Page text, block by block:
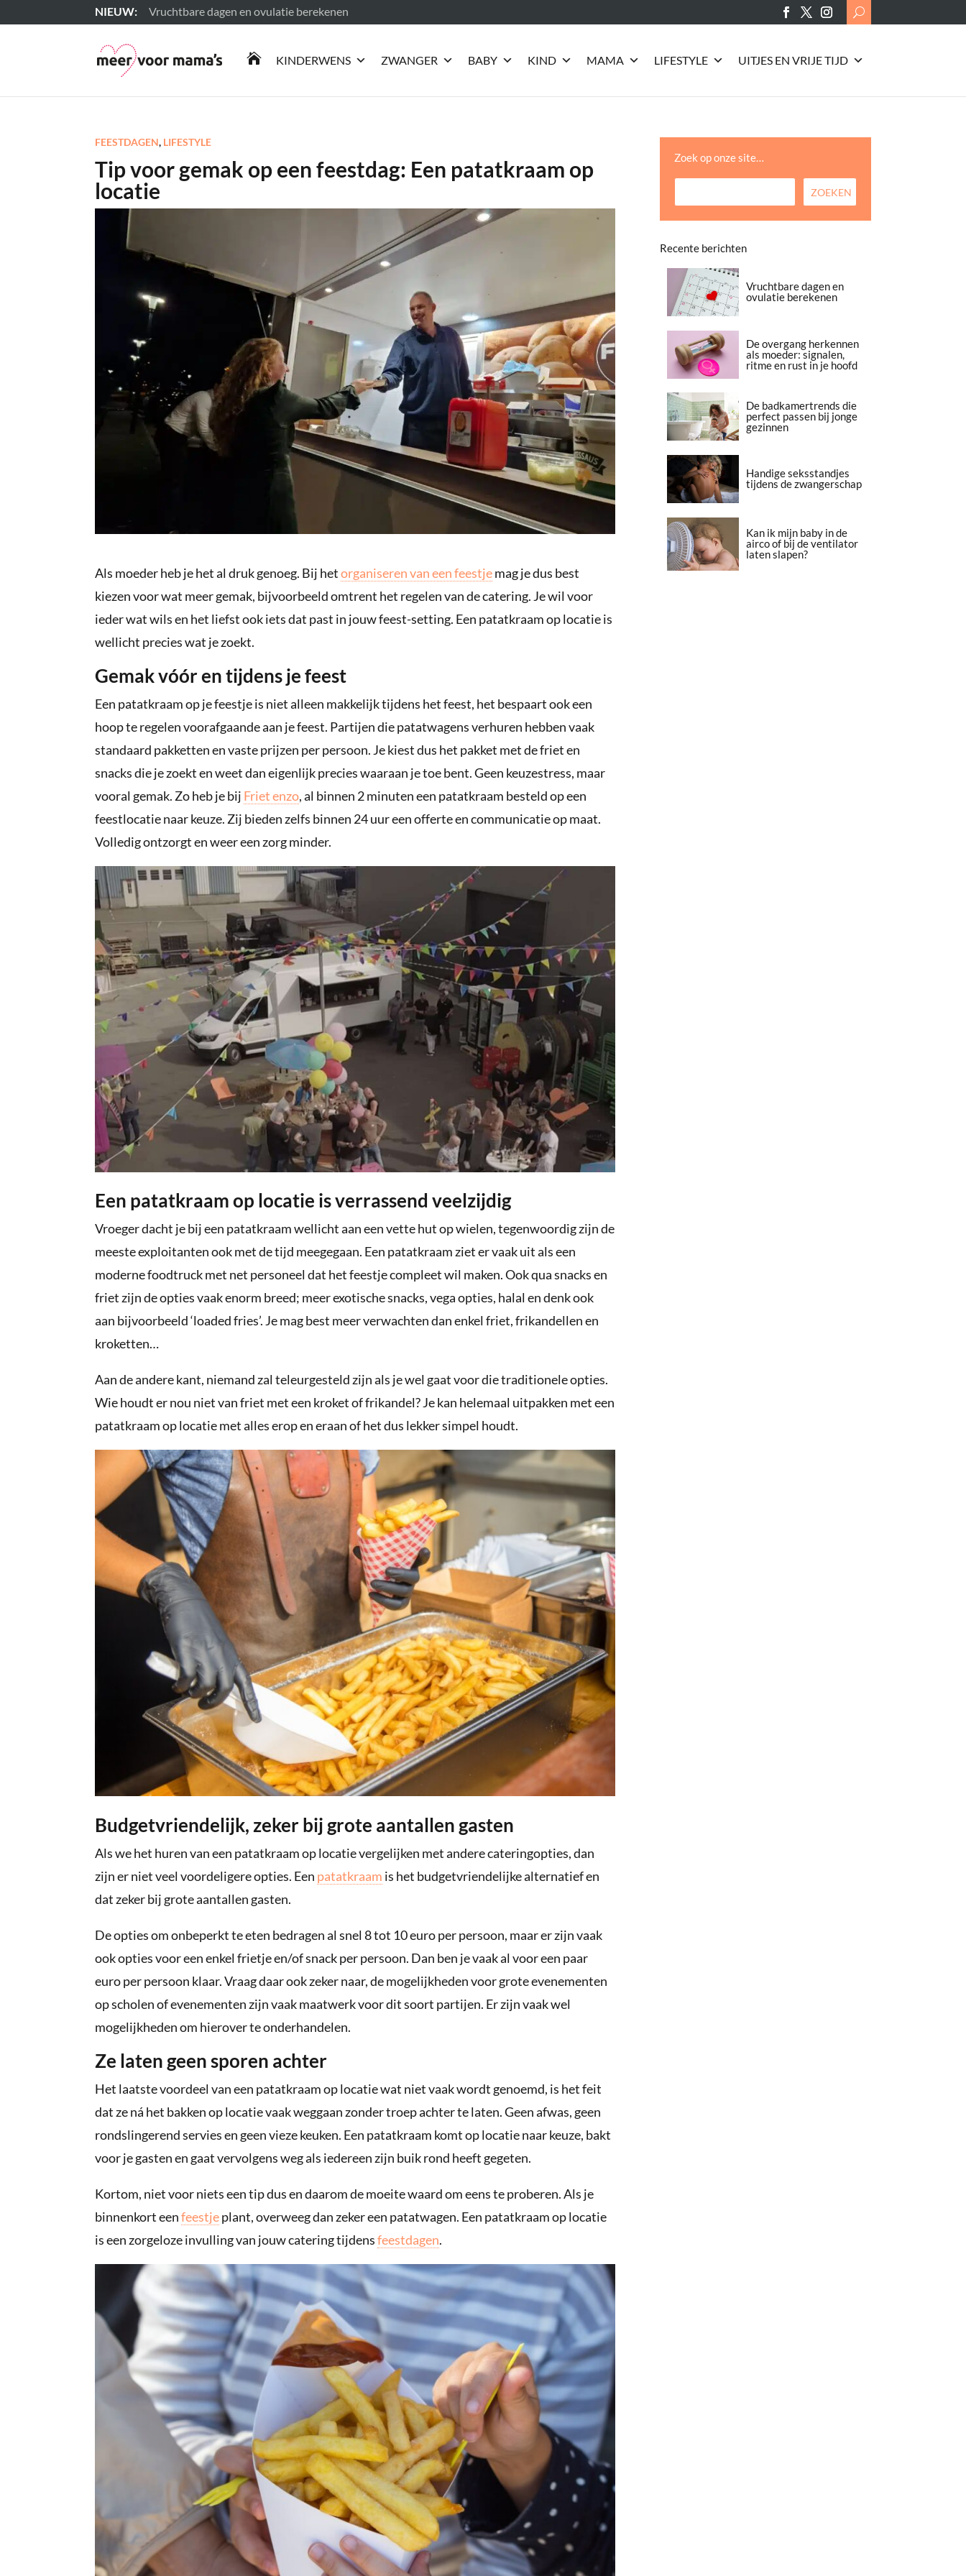
Vruchtbare dagen en ovulatie berekenen
Lees meer
Search
for:
 KINDERWENS ZWANGER BABY KIND MAMA LIFESTYLE UITJES EN VRIJE TIJD
FEESTDAGEN, LIFESTYLE
Tip voor gemak op een feestdag: Een patatkraam op
locatie
Als moeder heb je het al druk genoeg. Bij hetorganiseren van een feestjemag je dus best
kiezen voor wat meer gemak, bijvoorbeeld omtrent het regelen van de catering. Je wil voor
ieder wat wils en het liefst ook iets dat past in jouw feest-setting. Een patatkraam op locatie is
wellicht precies wat je zoekt.
Gemak vóór en tijdens je feest
Een patatkraam op je feestje is niet alleen makkelijk tijdens het feest, het bespaart ook een
hoop te regelen voorafgaande aan je feest. Partijen die patatwagens verhuren hebben vaak
standaard pakketten en vaste prijzen per persoon. Je kiest dus het pakket met de friet en
snacks die je zoekt en weet dan eigenlijk precies waaraan je toe bent. Geen keuzestress, maar
vooral gemak. Zo heb je bij Friet enzo, al binnen 2 minuten een patatkraam besteld op een
feestlocatie naar keuze. Zij bieden zelfs binnen 24 uur een offerte en communicatie op maat.
Volledig ontzorgt en weer een zorg minder.
Een patatkraam op locatie is verrassend veelzijdig
Vroeger dacht je bij een patatkraam wellicht aan een vette hut op wielen, tegenwoordig zijn de
meeste exploitanten ook met de tijd meegegaan. Een patatkraam ziet er vaak uit als een
moderne foodtruck met net personeel dat het feestje compleet wil maken. Ook qua snacks en
friet zijn de opties vaak enorm breed; meer exotische snacks, vega opties, halal en denk ook
aan bijvoorbeeld ‘loaded fries’. Je mag best meer verwachten dan enkel friet, frikandellen en
kroketten…
Aan de andere kant, niemand zal teleurgesteld zijn als je wel gaat voor die traditionele opties.
Wie houdt er nou niet van friet met een kroket of frikandel? Je kan helemaal uitpakken met een
patatkraam op locatie met alles erop en eraan of het dus lekker simpel houdt.
Budgetvriendelijk, zeker bij grote aantallen gasten
Als we het huren van een patatkraam op locatie vergelijken met andere cateringopties, dan
zijn er niet veel voordeligere opties. Een patatkraam is het budgetvriendelijke alternatief en
dat zeker bij grote aantallen gasten.
De opties om onbeperkt te eten bedragen al snel 8 tot 10 euro per persoon, maar er zijn vaak
ook opties voor een enkel frietje en/of snack per persoon. Dan ben je vaak al voor een paar
euro per persoon klaar. Vraag daar ook zeker naar, de mogelijkheden voor grote evenementen
op scholen of evenementen zijn vaak maatwerk voor dit soort partijen. Er zijn vaak wel
mogelijkheden om hierover te onderhandelen.
Ze laten geen sporen achter
Het laatste voordeel van een patatkraam op locatie wat niet vaak wordt genoemd, is het feit
dat ze ná het bakken op locatie vaak weggaan zonder troep achter te laten. Geen afwas, geen
rondslingerend servies en geen vieze keuken. Een patatkraam komt op locatie naar keuze, bakt
voor je gasten en gaat vervolgens weg als iedereen zijn buik rond heeft gegeten.
Kortom, niet voor niets een tip dus en daarom de moeite waard om eens te proberen. Als je
binnenkort eenfeestjeplant, overweeg dan zeker een patatwagen. Een patatkraam op locatie
is een zorgeloze invulling van jouw catering tijdensfeestdagen.
Zoek op onze site…
Recente berichten
Vruchtbare dagen en
ovulatie berekenen
De overgang herkennen
als moeder: signalen,
ritme en rust in je hoofd
De badkamertrends die
perfect passen bij jonge
gezinnen
Handige seksstandjes
tijdens de zwangerschap
Kan ik mijn baby in de
airco of bij de ventilator
laten slapen?